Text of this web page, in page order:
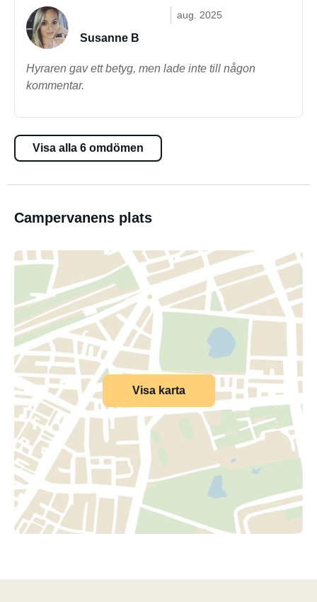
aug. 2025
Susanne B
Hyraren gav ett betyg, men lade inte till någon
kommentar.
Visa alla 6 omdömen
Campervanens plats
Visa karta